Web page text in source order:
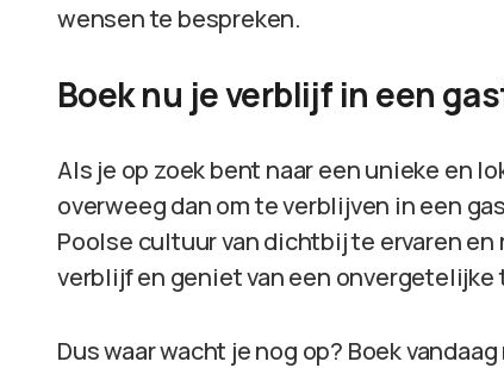
wensen te bespreken.
Boek nu je verblijf in een
Als je op zoek bent naar een unieke en
overweeg dan om te verblijven in een
Poolse cultuur van dichtbij te ervaren
verblijf en geniet van een onvergetelijke
Dus waar wacht je nog op? Boek